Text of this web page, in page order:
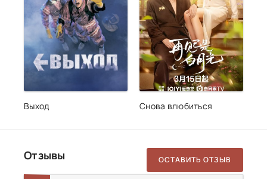
Выход Снова влюбиться
Отзывы ОСТАВИТЬ ОТЗЫВ